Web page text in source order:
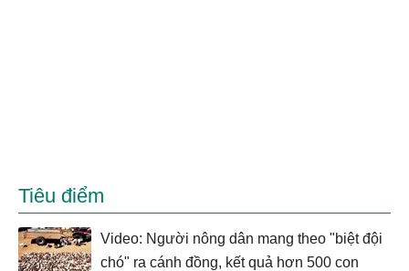
Tiêu điểm
Video: Người nông dân mang theo "biệt đội
chó" ra cánh đồng, kết quả hơn 500 con